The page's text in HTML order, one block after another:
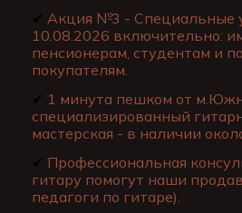
✔ Акция №3 - Специальные
10.08.2026 включительно:
пенсионерам, студентам и
покупателям.
✔ 1 минута пешком от
специализированный
мастерская - в наличии
✔ Профессиональная
гитару помогут наши
педагоги по гитаре).